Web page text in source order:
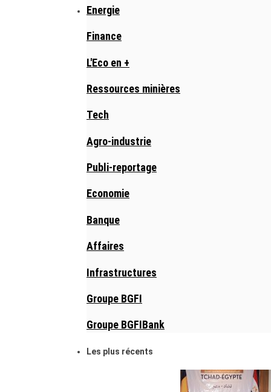
Energie
Finance
L'Eco en +
Ressources minières
Tech
Agro-industrie
Publi-reportage
Economie
Banque
Affaires
Infrastructures
Groupe BGFI
Groupe BGFIBank
Les plus récents